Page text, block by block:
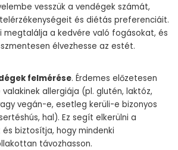
vesszük a vendégek számát,
és diétás preferenciáit.
megtalálja a kedvére való fogásokat, és
élvezhesse az estét.
felmérése. Érdemes előzetesen
allergiája (pl. glutén, laktóz,
vegán-e, esetleg kerüli-e bizonyos
hal). Ez segít elkerülni a
biztosítja, hogy mindenki
távozhasson.